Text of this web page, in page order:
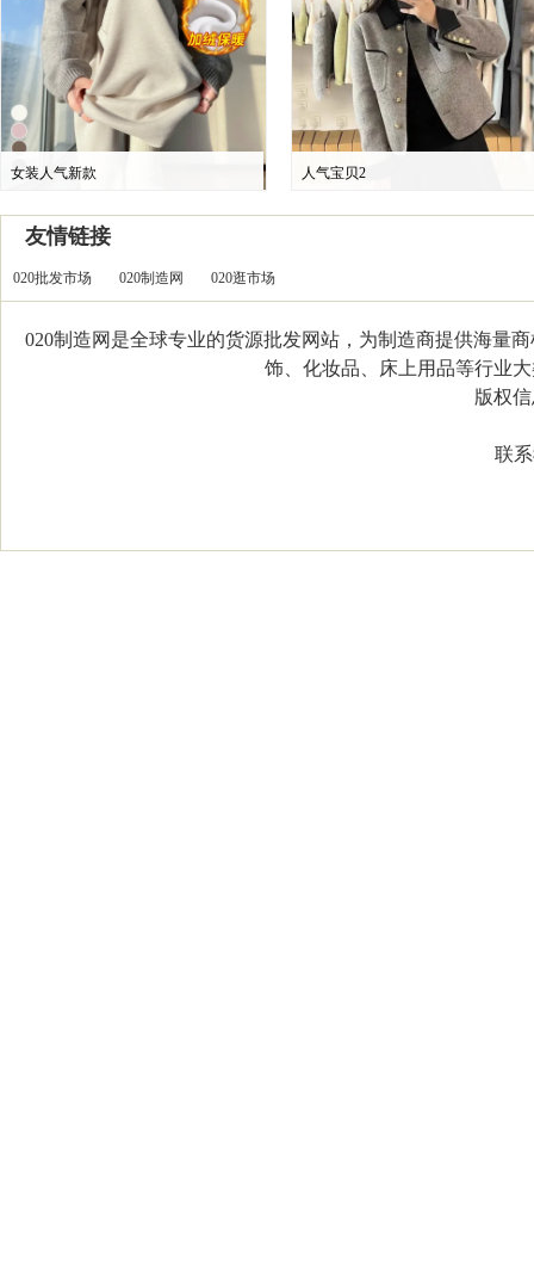
女装人气新款 人气宝贝2
友情链接
020批发市场 020制造网 020逛市场
020制造网是全球专业的货源批发网站，为制造商提供海量
饰、化妆品、床上用品等行业
版权信
联